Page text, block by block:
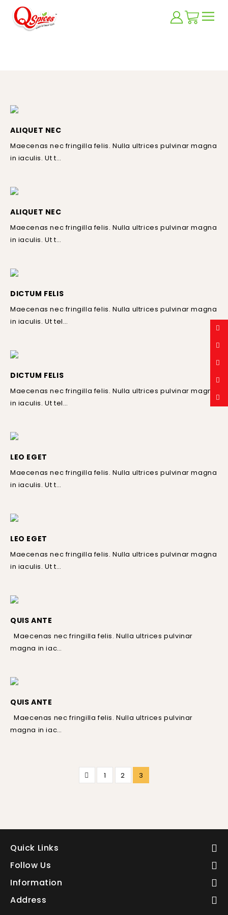
ALIQUET NEC
Maecenas nec fringilla felis. Nulla ultrices pulvinar magna
in iaculis. Ut t…
ALIQUET NEC
Maecenas nec fringilla felis. Nulla ultrices pulvinar magna
in iaculis. Ut t…
DICTUM FELIS
Maecenas nec fringilla felis. Nulla ultrices pulvinar magna
in iaculis. Ut tel…
DICTUM FELIS
Maecenas nec fringilla felis. Nulla ultrices pulvinar magna
in iaculis. Ut tel…
LEO EGET
Maecenas nec fringilla felis. Nulla ultrices pulvinar magna
in iaculis. Ut t…
LEO EGET
Maecenas nec fringilla felis. Nulla ultrices pulvinar magna
in iaculis. Ut t…
QUIS ANTE
Maecenas nec fringilla felis. Nulla ultrices pulvinar
magna in iac…
QUIS ANTE
Maecenas nec fringilla felis. Nulla ultrices pulvinar
magna in iac…
1 2 3
Quick Links
Follow Us
Information
Address